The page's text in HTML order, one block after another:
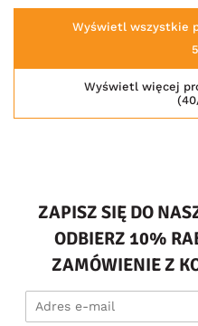
Wyświetl wszystkie
Wyświetl więcej
ZAPISZ SIĘ DO
ODBIERZ 10%
ZAMÓWIENIE Z